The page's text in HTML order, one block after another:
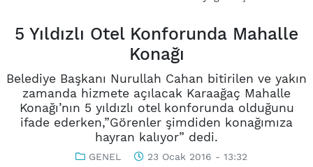
5 Yıldızlı Otel Konforunda Mahalle
Konağı
Belediye Başkanı Nurullah Cahan bitirilen ve yakın
zamanda hizmete açılacak Karaağaç Mahalle
Konağı’nın 5 yıldızlı otel konforunda olduğunu
ifade ederken,”Görenler şimdiden konağımıza
hayran kalıyor” dedi.
GENEL 23 Ocak 2016 - 13:32